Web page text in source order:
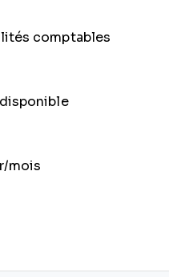
comptables
mois